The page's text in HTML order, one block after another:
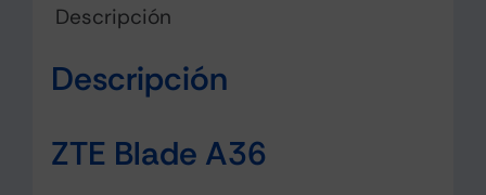
Descripción
Descripción
ZTE Blade A36